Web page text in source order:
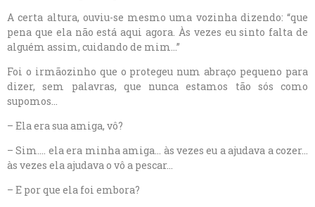
A certa altura, ouviu-se mesmo uma vozinha dizendo: “que
pena que ela não está aqui agora. Às vezes eu sinto falta de
alguém assim, cuidando de mim…”
Foi o irmãozinho que o protegeu num abraço pequeno para
dizer, sem palavras, que nunca estamos tão sós como
supomos…
– Ela era sua amiga, vô?
– Sim…. ela era minha amiga… às vezes eu a ajudava a cozer…
às vezes ela ajudava o vô a pescar…
– E por que ela foi embora?